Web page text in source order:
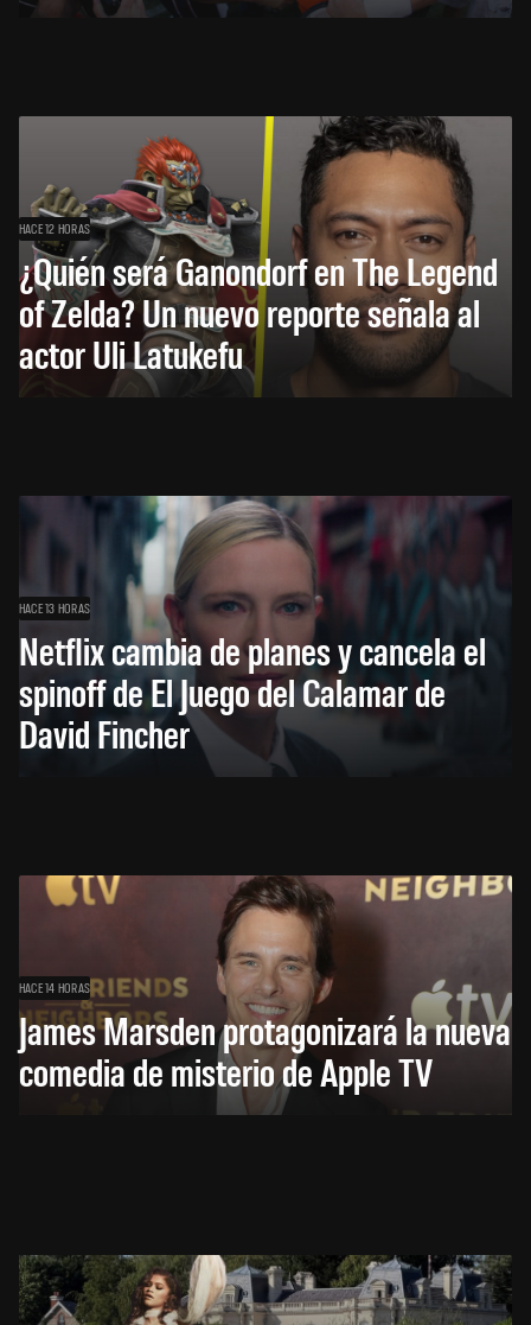
HACE 12 HORAS
¿Quién será Ganondorf en The Legend
of Zelda? Un nuevo reporte señala al
actor Uli Latukefu
HACE 13 HORAS
Netflix cambia de planes y cancela el
spinoff de El Juego del Calamar de
David Fincher
HACE 14 HORAS
James Marsden protagonizará la nueva
comedia de misterio de Apple TV